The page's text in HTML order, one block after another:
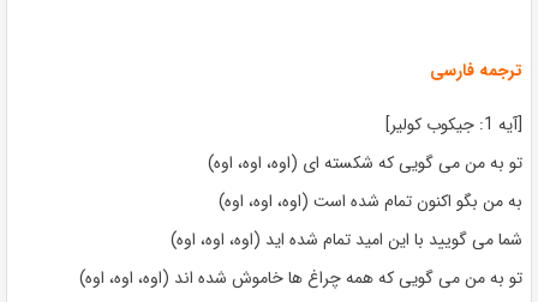
ترجمه فارسی
[آیه 1: جیکوب کولیر]
تو به من می گویی که شکسته ای (اوه، اوه، اوه)
به من بگو اکنون تمام شده است (اوه، اوه، اوه)
شما می گویید با این امید تمام شده اید (اوه، اوه، اوه)
تو به من می گویی که همه چراغ ها خاموش شده اند (اوه، اوه، اوه)